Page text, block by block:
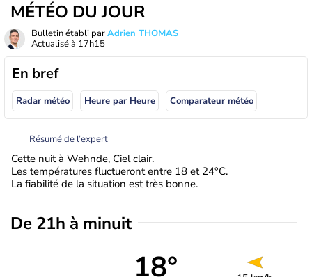
MÉTÉO DU JOUR
Bulletin établi parAdrien THOMAS
Actualisé à 17h15
En bref
Radar météo Heure par Heure Comparateur météo
Résumé de l’expert
Cette nuit à Wehnde, Ciel clair.
Les températures fluctueront entre 18 et 24°C.
La fiabilité de la situation est très bonne.
De 21h à minuit
18°